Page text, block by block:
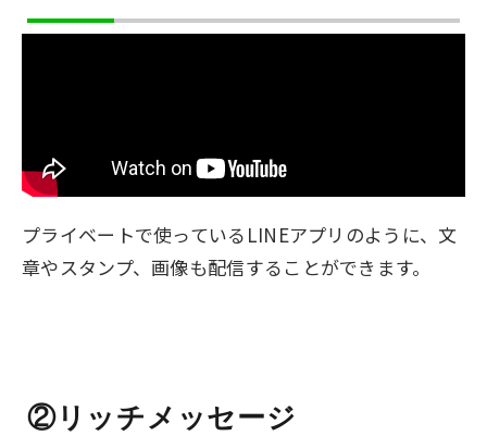
プライベートで使っているLINEアプリのように、文
章やスタンプ、画像も配信することができます。
②リッチメッセージ